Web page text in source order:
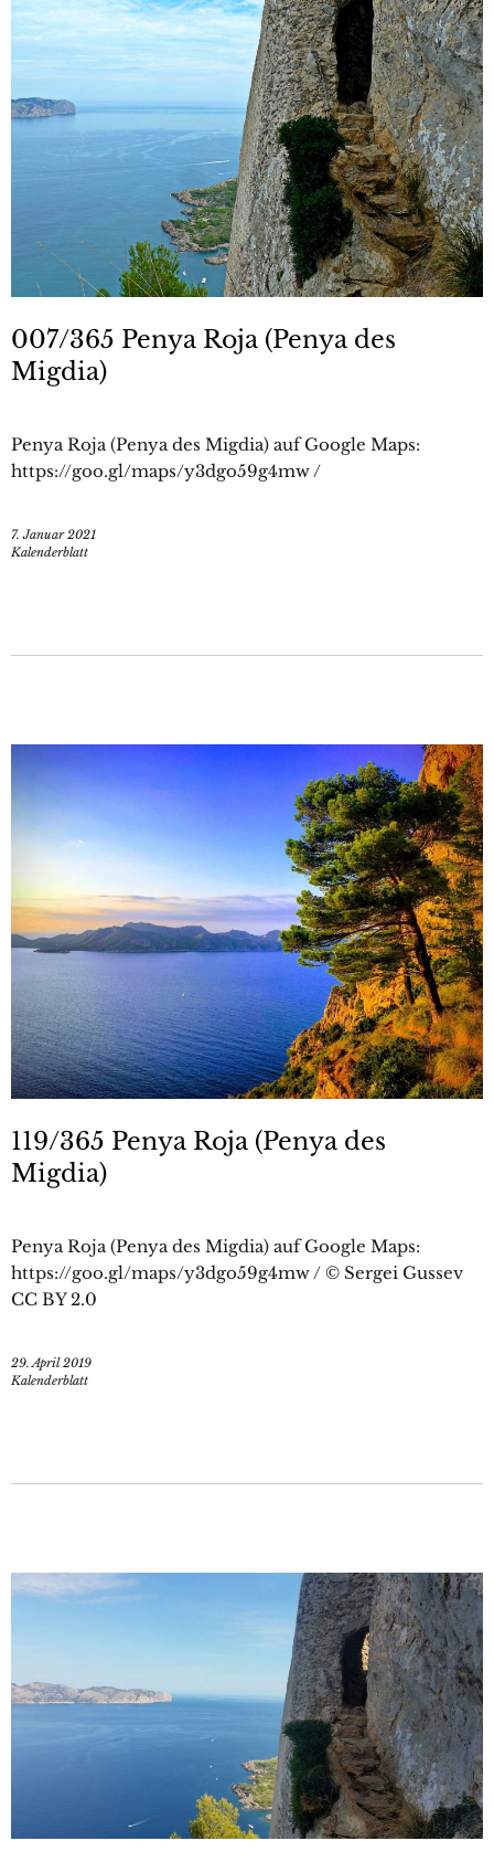
007/365 Penya Roja (Penya des
Migdia)
Penya Roja (Penya des Migdia) auf Google Maps:
https://goo.gl/maps/y3dgo59g4mw /
7. Januar 2021
Kalenderblatt
119/365 Penya Roja (Penya des
Migdia)
Penya Roja (Penya des Migdia) auf Google Maps:
https://goo.gl/maps/y3dgo59g4mw / © Sergei Gussev
CC BY 2.0
29. April 2019
Kalenderblatt